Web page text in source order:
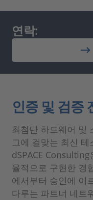
연락:
인증 및 검증
최첨단 하드웨어 및
그에 걸맞는 최신
dSPACE
율적으로 구현한 경
에서부터 승인에 이
다루는 파트너 네트